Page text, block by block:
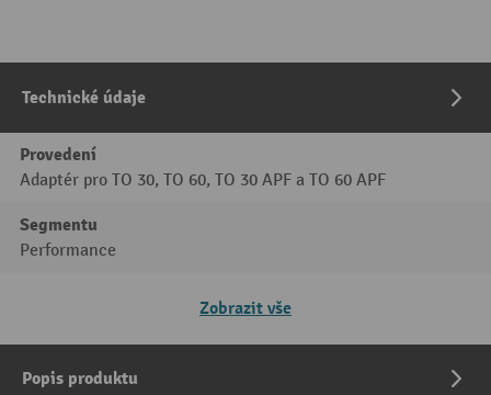
Technické údaje
Provedení
Adaptér pro TO 30, TO 60, TO 30 APF a TO 60 APF
Segmentu
Performance
Zobrazit vše
Popis produktu